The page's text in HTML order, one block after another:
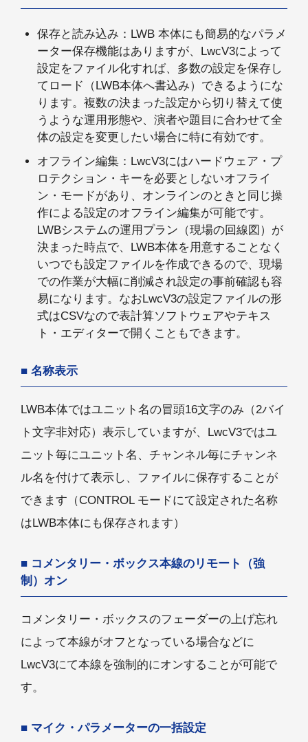
保存と読み込み：LWB 本体にも簡易的なパラメ
ーター保存機能はありますが、LwcV3によって
設定をファイル化すれば、多数の設定を保存し
てロード（LWB本体へ書込み）できるようにな
ります。複数の決まった設定から切り替えて使
うような運用形態や、演者や題目に合わせて全
体の設定を変更したい場合に特に有効です。
オフライン編集：LwcV3にはハードウェア・プ
ロテクション・キーを必要としないオフライ
ン・モードがあり、オンラインのときと同じ操
作による設定のオフライン編集が可能です。
LWBシステムの運用プラン（現場の回線図）が
決まった時点で、LWB本体を用意することなく
いつでも設定ファイルを作成できるので、現場
での作業が大幅に削減され設定の事前確認も容
易になります。なおLwcV3の設定ファイルの形
式はCSVなので表計算ソフトウェアやテキス
ト・エディターで開くこともできます。
名称表示
LWB本体ではユニット名の冒頭16文字のみ（2バイ
ト文字非対応）表示していますが、LwcV3ではユ
ニット毎にユニット名、チャンネル毎にチャンネ
ル名を付けて表示し、ファイルに保存することが
できます（CONTROL モードにて設定された名称
はLWB本体にも保存されます）
コメンタリー・ボックス本線のリモート（強
制）オン
コメンタリー・ボックスのフェーダーの上げ忘れ
によって本線がオフとなっている場合などに
LwcV3にて本線を強制的にオンすることが可能で
す。
マイク・パラメーターの一括設定